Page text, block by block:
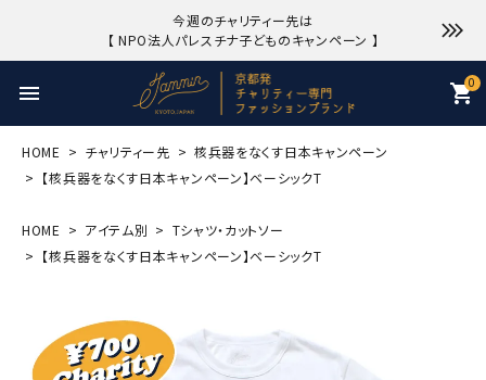
今週のチャリティー先は
【 NPO法人パレスチナ子どものキャンペーン 】
menu 0
shopping_cart
HOME チャリティー先
核兵器をなくす日本キャンペーン
【核兵器をなくす日本キャンペーン】ベーシックT
HOME アイテム別
Tシャツ・カットソー
【核兵器をなくす日本キャンペーン】ベーシックT